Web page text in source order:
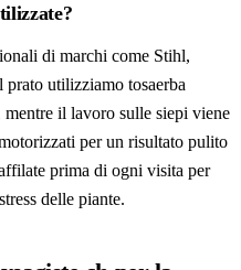
di marchi come Stihl,
utilizziamo tosaerba
il lavoro sulle siepi viene
per un risultato pulito
prima di ogni visita per
delle piante.